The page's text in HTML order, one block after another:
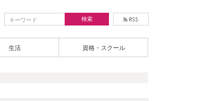
生活 資格・スクール